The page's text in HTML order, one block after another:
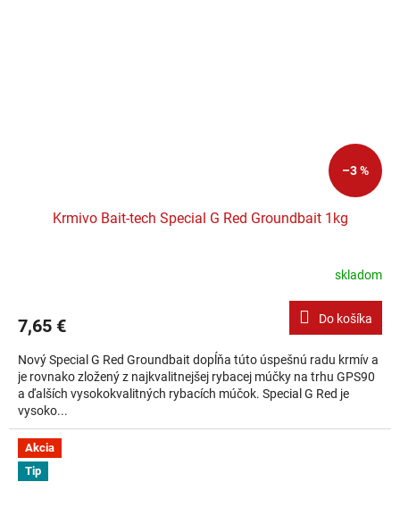
–3 %
Krmivo Bait-tech Special G Red Groundbait 1kg
skladom
7,65 € Do košíka
Nový Special G Red Groundbait dopĺňa túto úspešnú radu krmív a
je rovnako zložený z najkvalitnejšej rybacej múčky na trhu GPS90
a ďalších vysokokvalitných rybacích múčok. Special G Red je
vysoko...
Akcia
Tip